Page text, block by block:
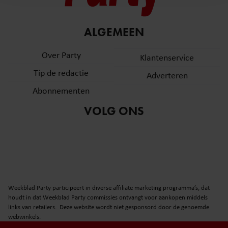
en om ons websiteverkeer te analyseren. Ook delen we
informatie over uw gebruik van onze site met onze
partners voor social media, adverteren en analyse. Deze
informatie die u aan ze heeft verstrekt of die ze hebben
gaat akkoord met onze cookies als u onze website blijft
gebruiken.
ALGEMEEN
Over Party
Tip de redactie
Abonnementen
Klantenservice
Adverteren
VOLG ONS
Weekblad Party participeert in diverse affiliate marketing programma’s, dat
houdt in dat Weekblad Party commissies ontvangt voor aankopen middels
links van retailers. Deze website wordt niet gesponsord door de genoemde
webwinkels.